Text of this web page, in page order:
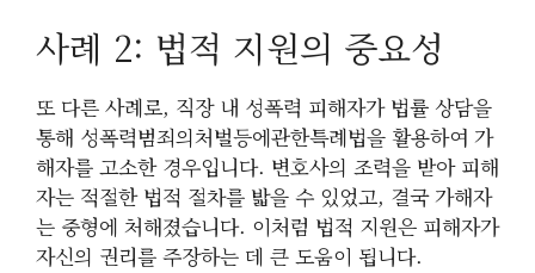
사례 2: 법적 지원의 중요성
또 다른 사례로, 직장 내 성폭력 피해자가 법률 상담을
통해 성폭력범죄의처벌등에관한특례법을 활용하여 가
해자를 고소한 경우입니다. 변호사의 조력을 받아 피해
자는 적절한 법적 절차를 밟을 수 있었고, 결국 가해자
는 중형에 처해졌습니다. 이처럼 법적 지원은 피해자가
자신의 권리를 주장하는 데 큰 도움이 됩니다.